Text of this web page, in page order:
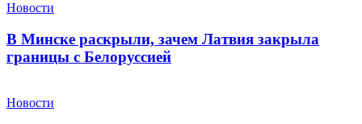
Новости
В Минске раскрыли, зачем Латвия закрыла
границы с Белоруссией
Новости